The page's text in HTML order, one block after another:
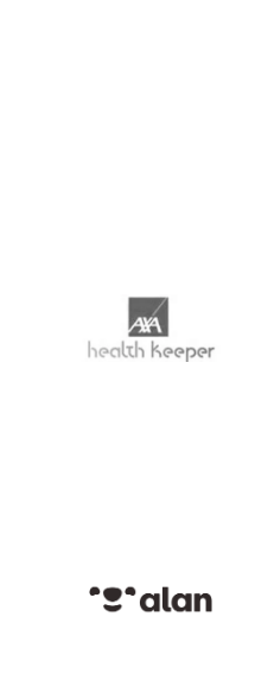
Axa Bienestar /
HealthKeeper
Alan